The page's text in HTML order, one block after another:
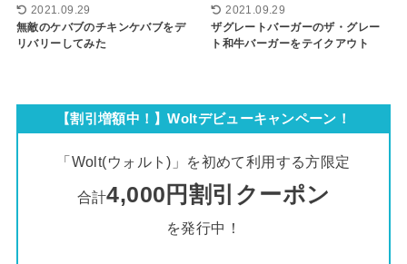
2021.09.29
無敵のケバブのチキンケバブをデ
リバリーしてみた
2021.09.29
ザグレートバーガーのザ・グレー
ト和牛バーガーをテイクアウト
【割引増額中！】Woltデビューキャンペーン！
「Wolt(ウォルト)」を初めて利用する方限定
合計4,000円割引クーポン
を発行中！